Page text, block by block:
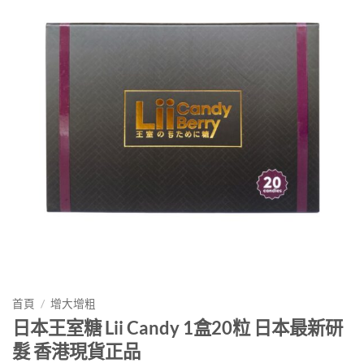
首頁 / 增大增粗
日本王室糖 Lii Candy 1盒20粒 日本最新研
髮 香港現貨正品